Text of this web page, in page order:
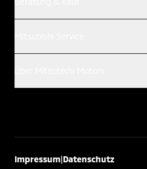
Impressum|Datenschutz